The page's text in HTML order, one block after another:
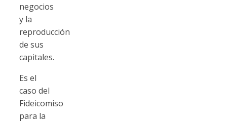
negocios
y la
reproducción
de sus
capitales.
Es el
caso del
Fideicomiso
para la